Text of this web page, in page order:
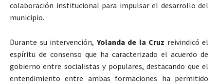
colaboración institucional para impulsar el desarrollo del
municipio.
Durante su intervención, Yolanda de la Cruz reivindicó el
espíritu de consenso que ha caracterizado el acuerdo de
gobierno entre socialistas y populares, destacando que el
entendimiento entre ambas formaciones ha permitido